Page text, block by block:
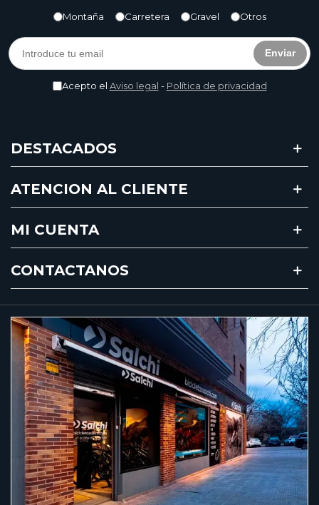
Montaña Carretera Gravel Otros
Enviar
Acepto el Aviso legal - Política de privacidad
DESTACADOS
ATENCION AL CLIENTE
MI CUENTA
CONTACTANOS